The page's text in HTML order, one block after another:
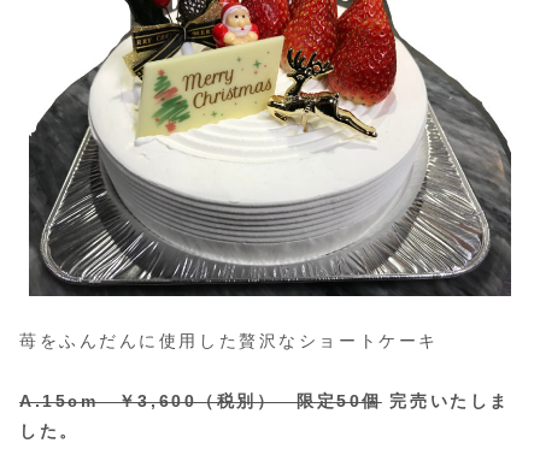
苺をふんだんに使用した贅沢なショートケーキ
A.15cm ￥3,600（税別） 限定50個完売いたしま
した。